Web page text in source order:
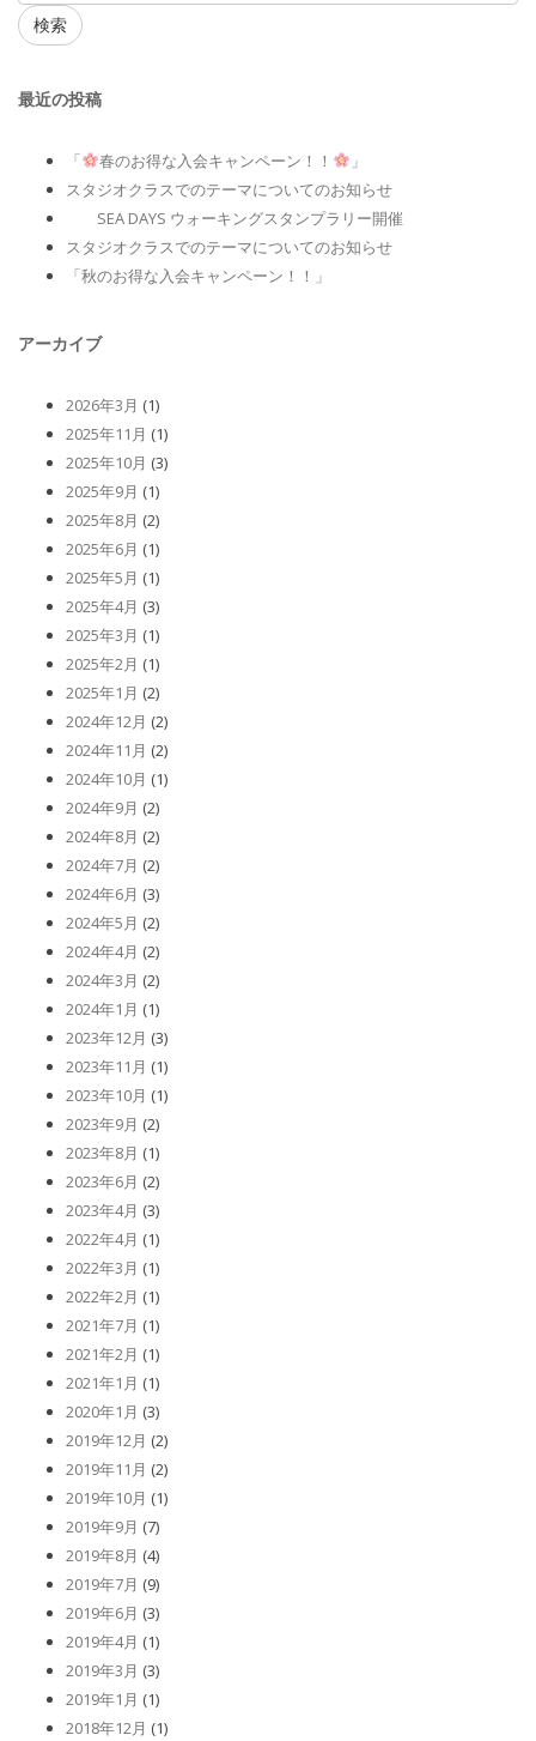
検索
最近の投稿
「 春のお得な入会キャンペーン！！
」
スタジオクラスでのテーマについてのお知らせ
SEA DAYS ウォーキングスタンプラリー開催
スタジオクラスでのテーマについてのお知らせ
「秋のお得な入会キャンペーン！！」
アーカイブ
2026年3月 (1)
2025年11月 (1)
2025年10月 (3)
2025年9月 (1)
2025年8月 (2)
2025年6月 (1)
2025年5月 (1)
2025年4月 (3)
2025年3月 (1)
2025年2月 (1)
2025年1月 (2)
2024年12月 (2)
2024年11月 (2)
2024年10月 (1)
2024年9月 (2)
2024年8月 (2)
2024年7月 (2)
2024年6月 (3)
2024年5月 (2)
2024年4月 (2)
2024年3月 (2)
2024年1月 (1)
2023年12月 (3)
2023年11月 (1)
2023年10月 (1)
2023年9月 (2)
2023年8月 (1)
2023年6月 (2)
2023年4月 (3)
2022年4月 (1)
2022年3月 (1)
2022年2月 (1)
2021年7月 (1)
2021年2月 (1)
2021年1月 (1)
2020年1月 (3)
2019年12月 (2)
2019年11月 (2)
2019年10月 (1)
2019年9月 (7)
2019年8月 (4)
2019年7月 (9)
2019年6月 (3)
2019年4月 (1)
2019年3月 (3)
2019年1月 (1)
2018年12月 (1)